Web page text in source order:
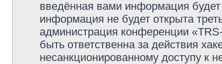
введённая вами информация
информация не будет открыта
администрация конференции
быть ответственна за действия
несанкционированному доступу к